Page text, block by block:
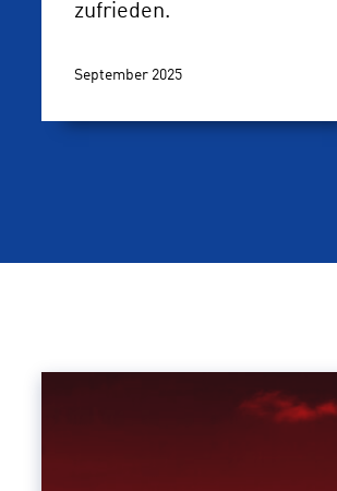
zufrieden.
September 2025